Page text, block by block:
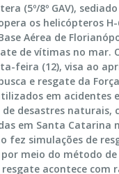
(5º/8º GAV),
os helicópteros
Aérea de
de vítimas no mar.
feira (12), visa ao
e resgate da
em acidentes
desastres naturais,
em Santa Catarina
fez simulações de
por meio do método
acontece com